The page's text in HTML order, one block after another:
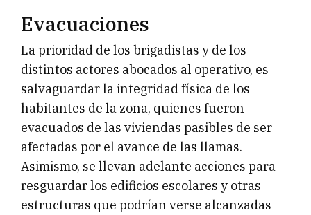
Evacuaciones
La prioridad de los brigadistas y de los
distintos actores abocados al operativo, es
salvaguardar la integridad física de los
habitantes de la zona, quienes fueron
evacuados de las viviendas pasibles de ser
afectadas por el avance de las llamas.
Asimismo, se llevan adelante acciones para
resguardar los edificios escolares y otras
estructuras que podrían verse alcanzadas